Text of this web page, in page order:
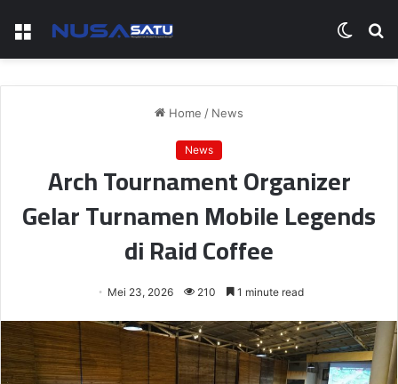
Menu
Switch
skin
Home / News
News
Arch Tournament Organizer
Gelar Turnamen Mobile Legends
di Raid Coffee
Mei 23, 2026 210 1 minute read